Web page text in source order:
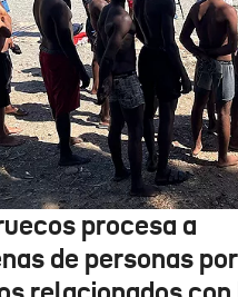
procesa a
de personas por